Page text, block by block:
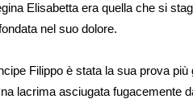
Elisabetta era quella che si
nel suo dolore.
Filippo è stata la sua prova
lacrima asciugata fugacemente